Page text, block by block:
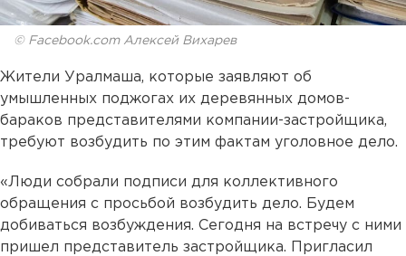
© Facebook.com Алексей Вихарев
Жители Уралмаша, которые заявляют об
умышленных поджогах их деревянных домов-
бараков представителями компании-застройщика,
требуют возбудить по этим фактам уголовное дело.
«Люди собрали подписи для коллективного
обращения с просьбой возбудить дело. Будем
добиваться возбуждения. Сегодня на встречу с ними
пришел представитель застройщика. Пригласил